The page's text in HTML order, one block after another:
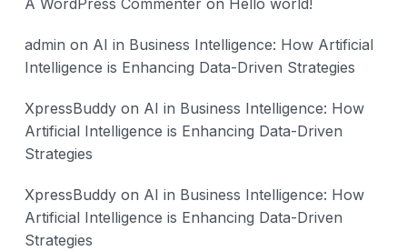
A WordPress Commenter on Hello world!
admin on AI in Business Intelligence: How Artificial
Intelligence is Enhancing Data-Driven Strategies
XpressBuddy on AI in Business Intelligence: How
Artificial Intelligence is Enhancing Data-Driven
Strategies
XpressBuddy on AI in Business Intelligence: How
Artificial Intelligence is Enhancing Data-Driven
Strategies